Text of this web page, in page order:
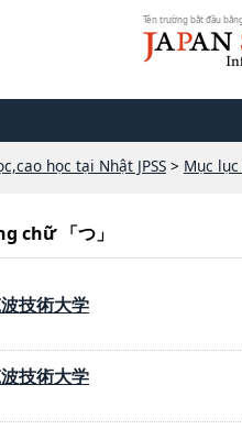
Tên trường bắt đầu
học tại Nhật JPSS > Mục
chữ 「つ」
技術大学
技術大学